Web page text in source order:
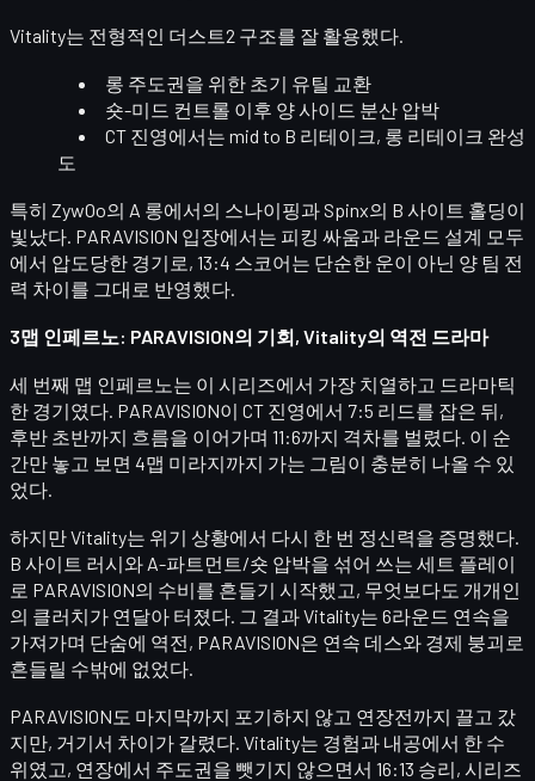
Vitality는 전형적인 더스트2 구조를 잘 활용했다.
롱 주도권을 위한 초기 유틸 교환
숏-미드 컨트롤 이후 양 사이드 분산 압박
CT 진영에서는 mid to B 리테이크, 롱 리테이크 완성
도
특히 ZywOo의 A 롱에서의 스나이핑과 Spinx의 B 사이트 홀딩이
빛났다. PARAVISION 입장에서는 피킹 싸움과 라운드 설계 모두
에서 압도당한 경기로, 13:4 스코어는 단순한 운이 아닌 양 팀 전
력 차이를 그대로 반영했다.
3맵 인페르노: PARAVISION의 기회, Vitality의 역전 드라마
세 번째 맵 인페르노는 이 시리즈에서 가장 치열하고 드라마틱
한 경기였다. PARAVISION이 CT 진영에서 7:5 리드를 잡은 뒤,
후반 초반까지 흐름을 이어가며 11:6까지 격차를 벌렸다. 이 순
간만 놓고 보면 4맵 미라지까지 가는 그림이 충분히 나올 수 있
었다.
하지만 Vitality는 위기 상황에서 다시 한 번 정신력을 증명했다.
B 사이트 러시와 A-파트먼트/숏 압박을 섞어 쓰는 세트 플레이
로 PARAVISION의 수비를 흔들기 시작했고, 무엇보다도 개개인
의 클러치가 연달아 터졌다. 그 결과 Vitality는 6라운드 연속을
가져가며 단숨에 역전, PARAVISION은 연속 데스와 경제 붕괴로
흔들릴 수밖에 없었다.
PARAVISION도 마지막까지 포기하지 않고 연장전까지 끌고 갔
지만, 거기서 차이가 갈렸다. Vitality는 경험과 내공에서 한 수
위였고, 연장에서 주도권을 뺏기지 않으면서 16:13 승리, 시리즈